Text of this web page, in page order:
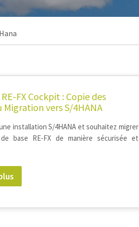
RE-FX Cockpit : Copie des
Migration vers S/4HANA
installation S/4HANA et souhaitez migrer
base RE-FX de manière sécurisée et